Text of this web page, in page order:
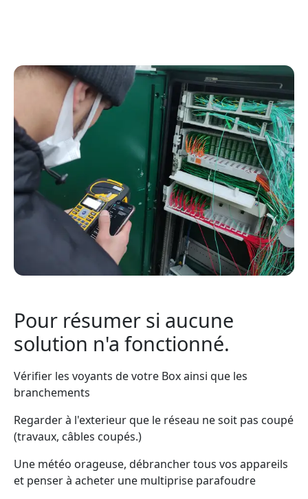
Pour résumer si aucune
solution n'a fonctionné.
Vérifier les voyants de votre Box ainsi que les
branchements
Regarder à l'exterieur que le réseau ne soit pas coupé
(travaux, câbles coupés.)
Une météo orageuse, débrancher tous vos appareils
et penser à acheter une multiprise parafoudre